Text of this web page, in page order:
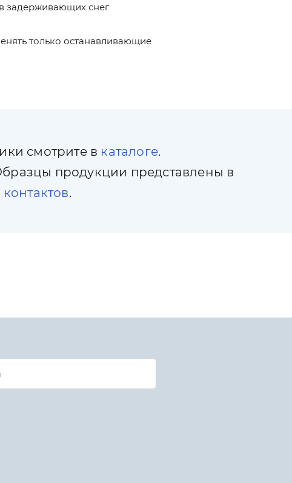
задерживающих снег
только останавливающие
смотрите в каталоге.
продукции представлены в
контактов.